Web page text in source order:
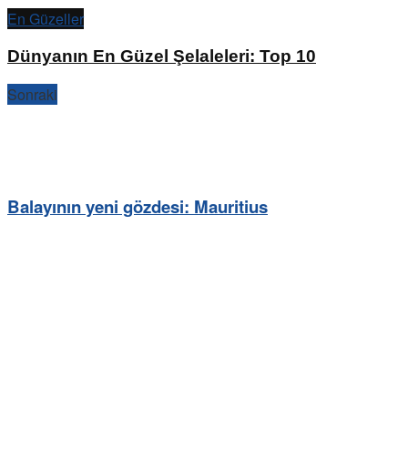
En Güzeller
Dünyanın En Güzel Şelaleleri: Top 10
Sonraki
Balayının yeni gözdesi: Mauritius